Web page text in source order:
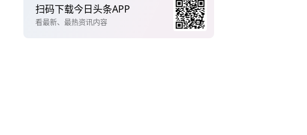
扫码下载今日头条APP
看最新、最热资讯内容